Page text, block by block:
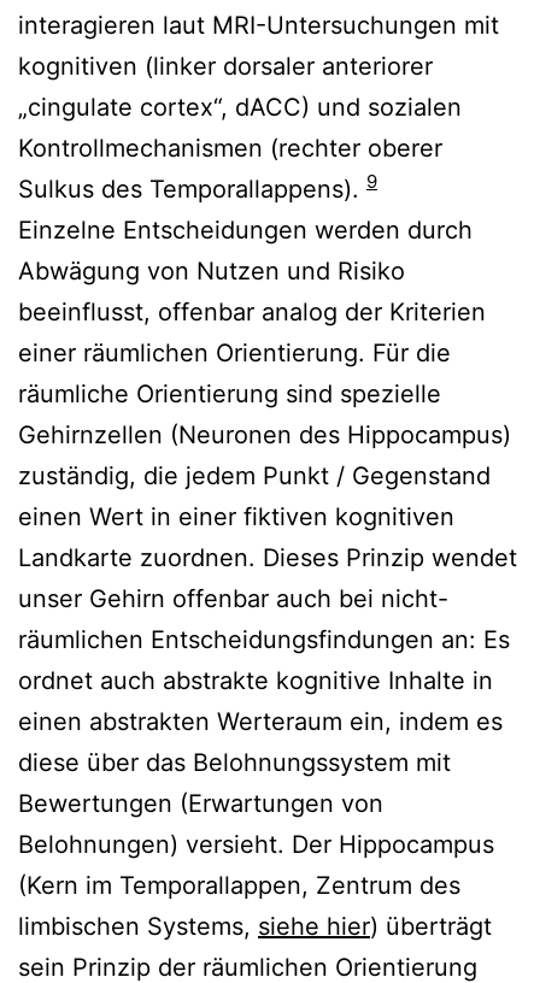
interagieren laut MRI-Untersuchungen mit
kognitiven (linker dorsaler anteriorer
„cingulate cortex“, dACC) und sozialen
Kontrollmechanismen (rechter oberer
Sulkus des Temporallappens). 9
Einzelne Entscheidungen werden durch
Abwägung von Nutzen und Risiko
beeinflusst, offenbar analog der Kriterien
einer räumlichen Orientierung. Für die
räumliche Orientierung sind spezielle
Gehirnzellen (Neuronen des Hippocampus)
zuständig, die jedem Punkt / Gegenstand
einen Wert in einer fiktiven kognitiven
Landkarte zuordnen. Dieses Prinzip wendet
unser Gehirn offenbar auch bei nicht-
räumlichen Entscheidungsfindungen an: Es
ordnet auch abstrakte kognitive Inhalte in
einen abstrakten Werteraum ein, indem es
diese über das Belohnungssystem mit
Bewertungen (Erwartungen von
Belohnungen) versieht. Der Hippocampus
(Kern im Temporallappen, Zentrum des
limbischen Systems, siehe hier) überträgt
sein Prinzip der räumlichen Orientierung